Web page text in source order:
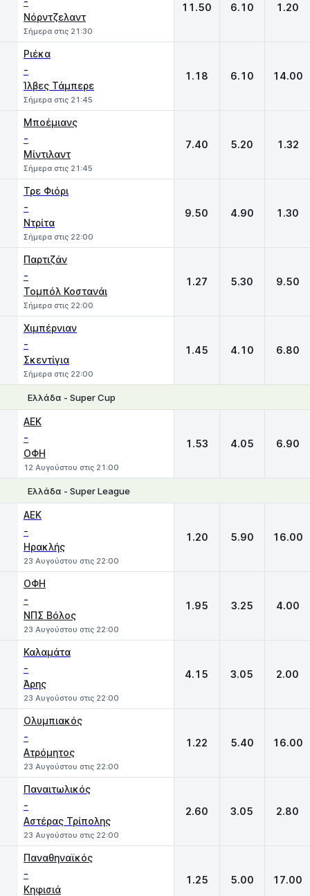
Νόρντζελαντ
Σήμερα στις 21:30
11.50 6.10 1.20
Ριέκα
-
Ίλβες Τάμπερε
Σήμερα στις 21:45
1.18 6.10 14.00
Μποέμιανς
-
Μίντιλαντ
Σήμερα στις 21:45
7.40 5.20 1.32
Τρε Φιόρι
-
Ντρίτα
Σήμερα στις 22:00
9.50 4.90 1.30
Παρτιζάν
-
Τομπόλ Κοστανάι
Σήμερα στις 22:00
1.27 5.30 9.50
Χιμπέρνιαν
-
Σκεντίγια
Σήμερα στις 22:00
1.45 4.10 6.80
Ελλάδα - Super Cup
ΑΕΚ
-
ΟΦΗ
12 Αυγούστου στις 21:00
1.53 4.05 6.90
Ελλάδα - Super League
ΑΕΚ
-
Ηρακλής
23 Αυγούστου στις 22:00
1.20 5.90 16.00
ΟΦΗ
-
ΝΠΣ Βόλος
23 Αυγούστου στις 22:00
1.95 3.25 4.00
Καλαμάτα
-
Άρης
23 Αυγούστου στις 22:00
4.15 3.05 2.00
Ολυμπιακός
-
Ατρόμητος
23 Αυγούστου στις 22:00
1.22 5.40 16.00
Παναιτωλικός
-
Αστέρας Τρίπολης
23 Αυγούστου στις 22:00
2.60 3.05 2.80
Παναθηναϊκός
-
Κηφισιά
1.25 5.00 17.00